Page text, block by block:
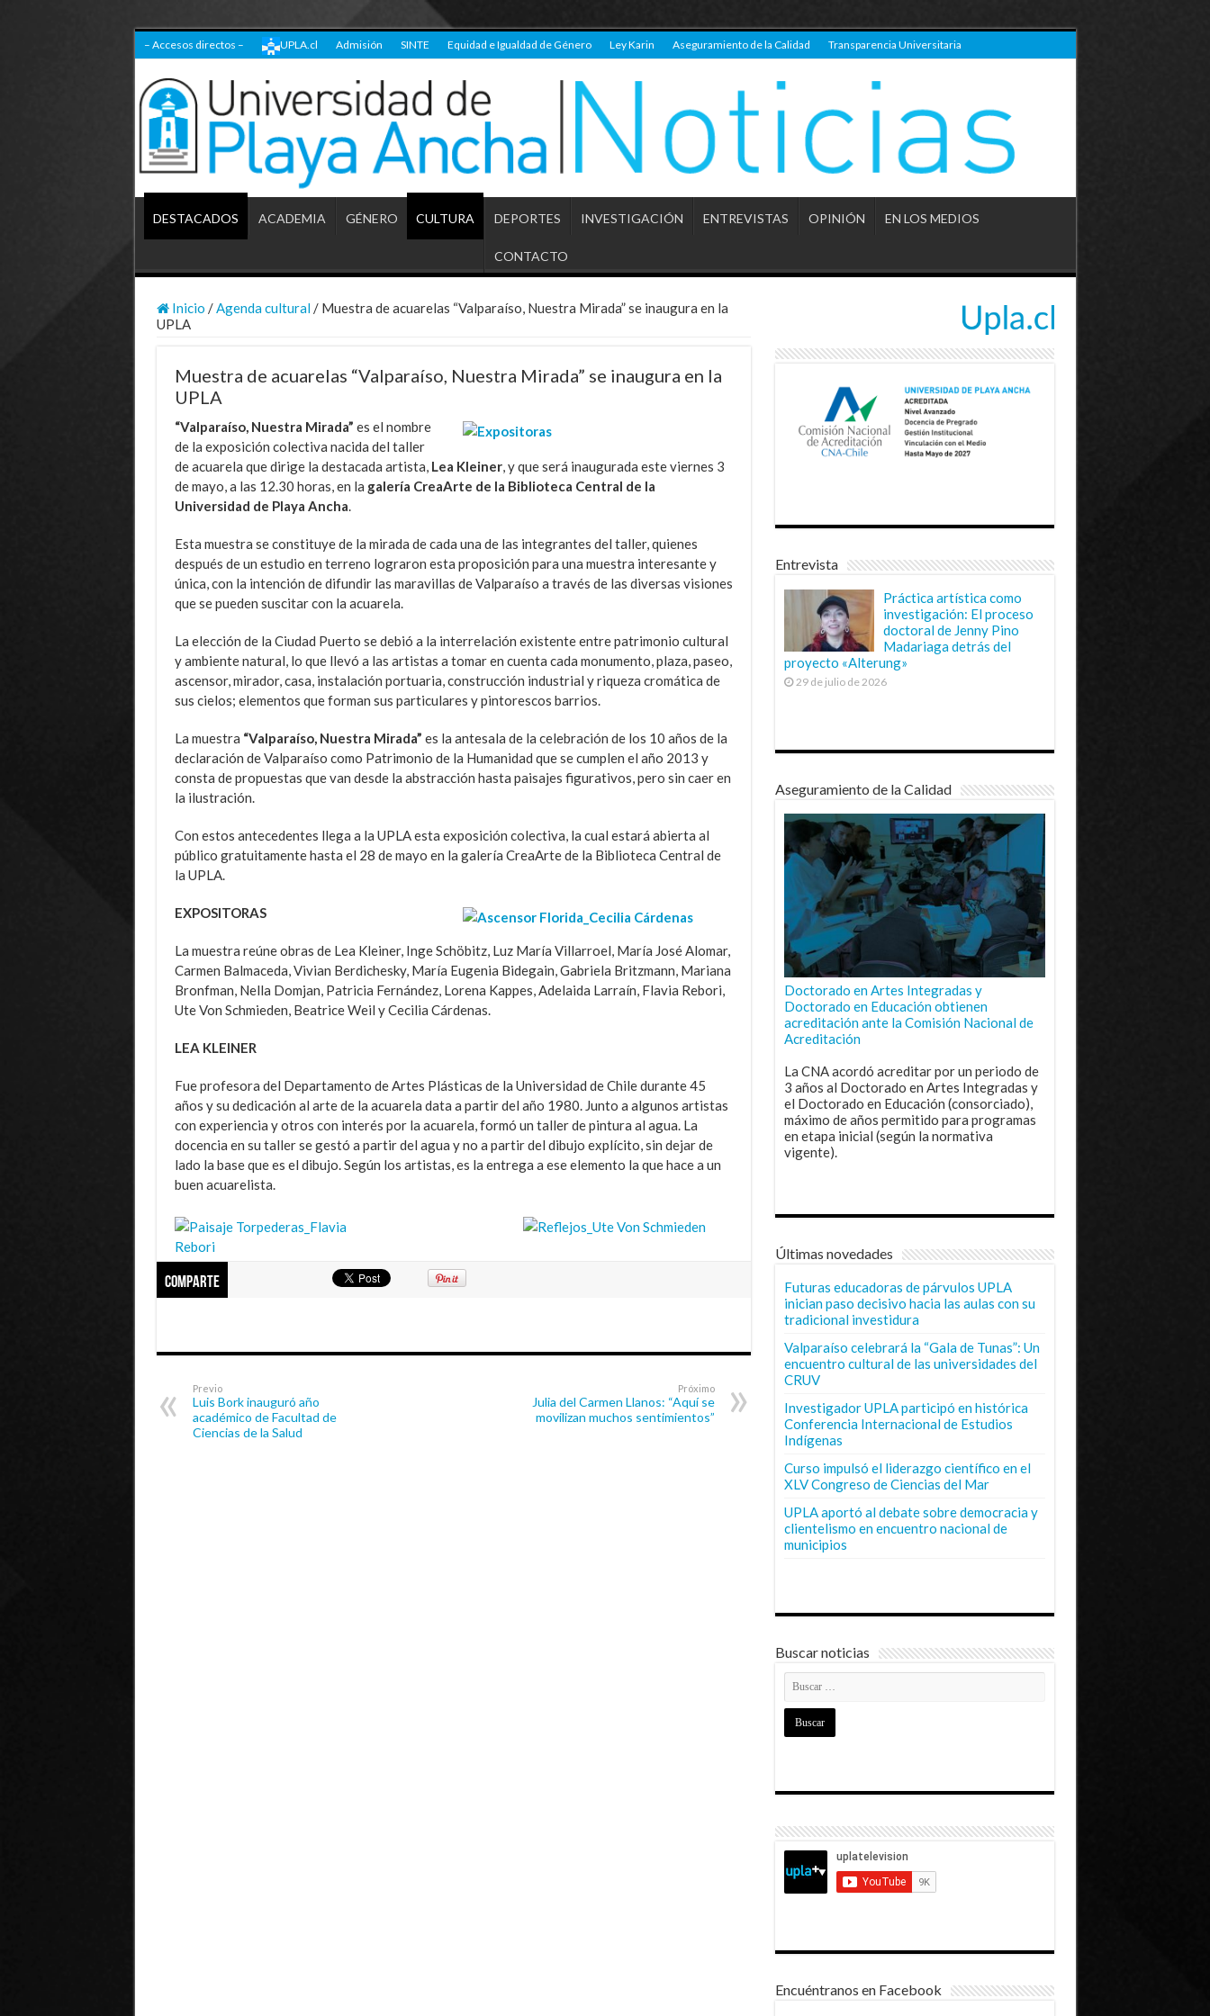
– Accesos directos – UPLA.cl Admisión SINTE Equidad e Igualdad de Género Ley Karin Aseguramiento de la Calidad Transparencia Universitaria
DESTACADOS ACADEMIA GÉNERO CULTURA DEPORTES INVESTIGACIÓN ENTREVISTAS OPINIÓN EN LOS MEDIOS
CONTACTO
Inicio / Agenda cultural / Muestra de acuarelas “Valparaíso, Nuestra Mirada” se inaugura en la
UPLA
Muestra de acuarelas “Valparaíso, Nuestra Mirada” se inaugura en la
UPLA
“Valparaíso, Nuestra Mirada” es el nombre
de la exposición colectiva nacida del taller
de acuarela que dirige la destacada artista, Lea Kleiner, y que será inaugurada este viernes 3
de mayo, a las 12.30 horas, en la galería CreaArte de la Biblioteca Central de la
Universidad de Playa Ancha
Esta muestra se constituye de la mirada de cada una de las integrantes del taller, quienes
después de un estudio en terreno lograron esta proposición para una muestra interesante y
única, con la intención de difundir las maravillas de Valparaíso a través de las diversas visiones
que se pueden suscitar con la acuarela.
La elección de la Ciudad Puerto se debió a la interrelación existente entre patrimonio cultural
y ambiente natural, lo que llevó a las artistas a tomar en cuenta cada monumento, plaza, paseo,
ascensor, mirador, casa, instalación portuaria, construcción industrial y riqueza cromática de
sus cielos; elementos que forman sus particulares y pintorescos barrios.
La muestra “Valparaíso, Nuestra Mirada” es la antesala de la celebración de los 10 años de la
declaración de Valparaíso como Patrimonio de la Humanidad que se cumplen el año 2013 y
consta de propuestas que van desde la abstracción hasta paisajes figurativos, pero sin caer en
la ilustración.
Con estos antecedentes llega a la UPLA esta exposición colectiva, la cual estará abierta al
público gratuitamente hasta el 28 de mayo en la galería CreaArte de la Biblioteca Central de
la UPLA.
EXPOSITORAS
La muestra reúne obras de Lea Kleiner, Inge Schöbitz, Luz María Villarroel, María José Alomar,
Carmen Balmaceda, Vivian Berdichesky, María Eugenia Bidegain, Gabriela Britzmann, Mariana
Bronfman, Nella Domjan, Patricia Fernández, Lorena Kappes, Adelaida Larraín, Flavia Rebori,
Ute Von Schmieden, Beatrice Weil y Cecilia Cárdenas.
LEA KLEINER
Fue profesora del Departamento de Artes Plásticas de la Universidad de Chile durante 45
años y su dedicación al arte de la acuarela data a partir del año 1980. Junto a algunos artistas
con experiencia y otros con interés por la acuarela, formó un taller de pintura al agua. La
docencia en su taller se gestó a partir del agua y no a partir del dibujo explícito, sin dejar de
lado la base que es el dibujo. Según los artistas, es la entrega a ese elemento la que hace a un
buen acuarelista.
Comparte
Previo
Luis Bork inauguró año
académico de Facultad de
Ciencias de la Salud
Próximo
Julia del Carmen Llanos: “Aquí se
movilizan muchos sentimientos”
Entrevista
Práctica artística como
investigación: El proceso
doctoral de Jenny Pino
Madariaga detrás del
proyecto «Alterung»
29 de julio de 2026
Aseguramiento de la Calidad
Doctorado en Artes Integradas y
Doctorado en Educación obtienen
acreditación ante la Comisión Nacional de
Acreditación
La CNA acordó acreditar por un periodo de
3 años al Doctorado en Artes Integradas y
el Doctorado en Educación (consorciado),
máximo de años permitido para programas
en etapa inicial (según la normativa
vigente).
Últimas novedades
Futuras educadoras de párvulos UPLA
inician paso decisivo hacia las aulas con su
tradicional investidura
Valparaíso celebrará la “Gala de Tunas”: Un
encuentro cultural de las universidades del
CRUV
Investigador UPLA participó en histórica
Conferencia Internacional de Estudios
Indígenas
Curso impulsó el liderazgo científico en el
XLV Congreso de Ciencias del Mar
UPLA aportó al debate sobre democracia y
clientelismo en encuentro nacional de
municipios
Buscar noticias
Encuéntranos en Facebook